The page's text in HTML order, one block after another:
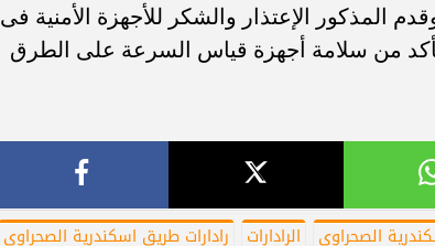
المذكور الإعتذار والشكر للأجهزة الأمنية فى
من سلامة أجهزة قياس السرعة على الطرق
الصحراوى الرادارات رادارات طريق اسكندرية الصحراوى